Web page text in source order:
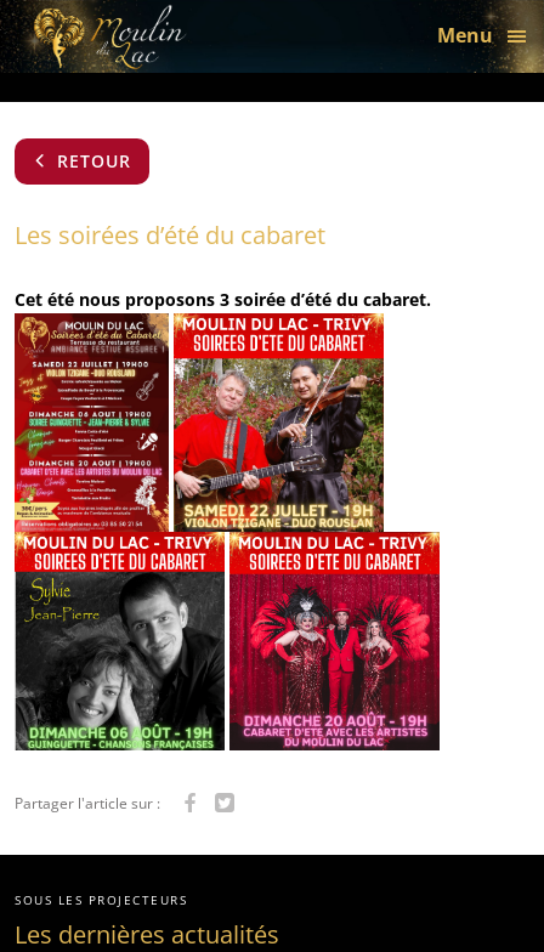
bon
Menu
RETOUR
Les soirées d’été du cabaret
Cet été nous proposons 3 soirée d’été du cabaret.
Partager l'article sur :
SOUS LES PROJECTEURS
Les dernières actualités